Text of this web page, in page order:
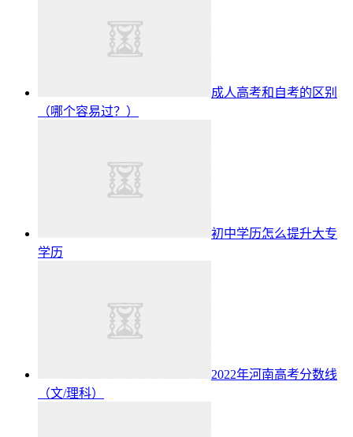
成人高考和自考的区别
（哪个容易过？）
初中学历怎么提升大专
学历
2022年河南高考分数线
（文/理科）